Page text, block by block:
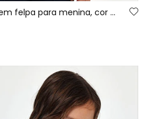
Sweatshirt em felpa para menina, cor cru, com emojis